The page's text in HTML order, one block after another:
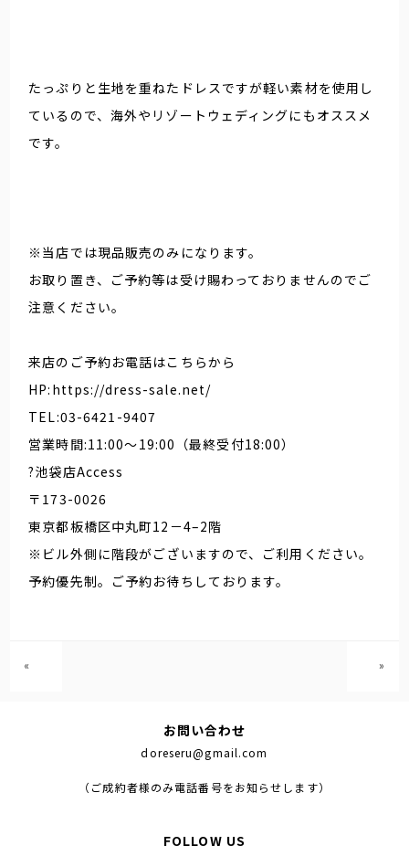
たっぷりと生地を重ねたドレスですが軽い素材を使用し
ているので、海外やリゾートウェディングにもオススメ
です。
※当店では現品販売のみになります。
お取り置き、ご予約等は受け賜わっておりませんのでご
注意ください。
来店のご予約お電話はこちらから
HP:https://dress-sale.net/
TEL:03-6421-9407
営業時間:11:00～19:00（最終受付18:00）
?池袋店Access
〒173-0026
東京都板橋区中丸町12－4–2階
※ビル外側に階段がございますので、ご利用ください。
予約優先制。ご予約お待ちしております。
« »
お問い合わせ
doreseru@gmail.com
（ご成約者様のみ電話番号をお知らせします）
FOLLOW US